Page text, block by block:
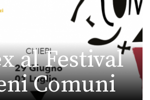
al Festival
Comuni